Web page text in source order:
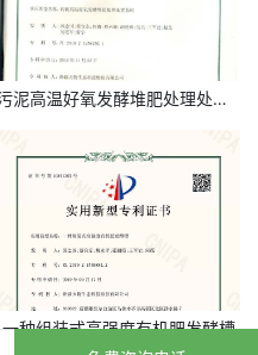
污泥高温好氧发酵堆肥处理处置系统
一种组装式高强度有机肥发酵槽